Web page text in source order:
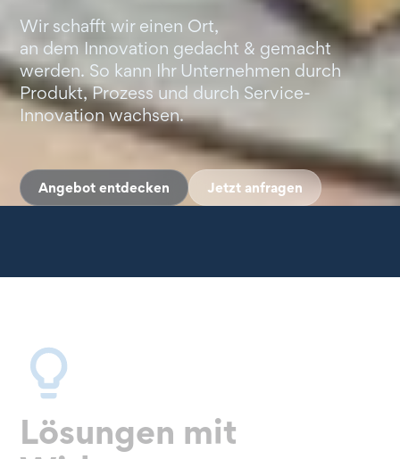
Wir schafft wir einen Ort,
an dem Innovation gedacht & gemacht
werden. So kann Ihr Unternehmen durch
Produkt, Prozess und durch Service-
Innovation wachsen.
Angebot entdecken Jetzt anfragen
Lösungen mit